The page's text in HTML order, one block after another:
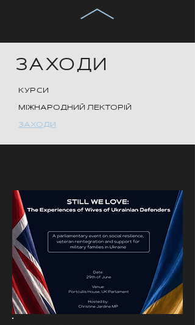
ЗАХОДИ
КУРСИ
МІЖНАРОДНИЙ ЛЕКТОРІЙ
ЗАХОДИ